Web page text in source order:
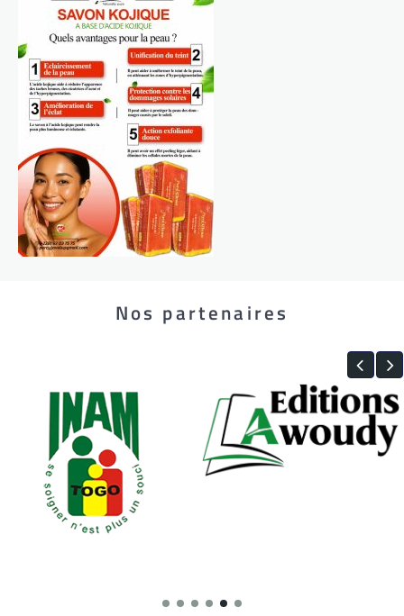
Nos partenaires